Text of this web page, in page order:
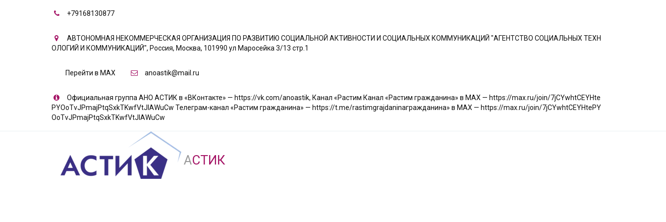
+79168130877
АВТОНОМНАЯ НЕКОММЕРЧЕСКАЯ ОРГАНИЗАЦИЯ ПО РАЗВИТИЮ СОЦИАЛЬНОЙ АКТИВНОСТИ И СОЦИАЛЬНЫХ КОММУНИКАЦИЙ "АГЕНТСТВО СОЦИАЛЬНЫХ ТЕХН
ОЛОГИЙ И КОММУНИКАЦИЙ", Россия, Москва, 101990 ул Маросейка 3/13 стр.1
Перейти в MAX anoastik@mail.ru
Официальная группа АНО АСТИК в «ВКонтакте» — https://vk.com/anoastik, Канал «Растим Канал «Растим гражданина» в МАХ — https://max.ru/join/7jCYwhtCEYHte
PYOoTvJPmajPtqSxkTKwfVtJIAWuCw Телеграм-канал «Растим гражданина» — https://t.me/rastimgrajdaninaгражданина» в МАХ — https://max.ru/join/7jCYwhtCEYHtePY
OoTvJPmajPtqSxkTKwfVtJIAWuCw
АСТИК